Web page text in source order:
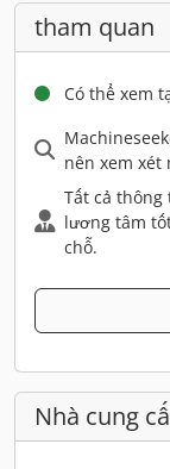
tham quan
Có thể xem
nên xem xét
Tất cả thông
lương tâm
chỗ.
Nhà cung